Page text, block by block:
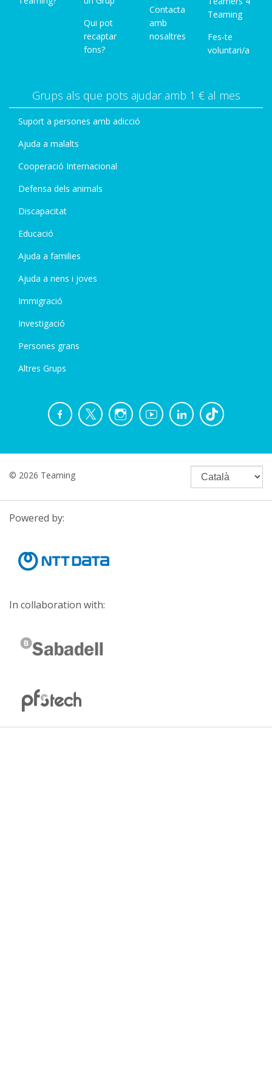
Qui pot
recaptar
fons?
Contacta
amb
nosaltres
Teaming
Fes-te
voluntari/a
Grups als que pots ajudar amb 1 € al mes
Suport a persones amb adicció
Ajuda a malalts
Cooperació Internacional
Defensa dels animals
Discapacitat
Educació
Ajuda a families
Ajuda a nens i joves
Immigració
Investigació
Persones grans
Altres Grups
© 2026 Teaming
Powered by:
In collaboration with: